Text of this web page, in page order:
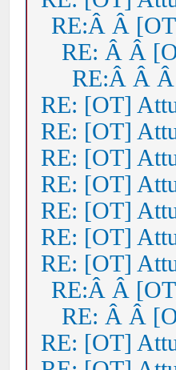
RE:Â Â
RE: Â Â
RE:Â Â
RE: [OT]
RE: [OT]
RE: [OT]
RE: [OT]
RE: [OT]
RE: [OT]
RE: [OT]
RE:Â Â
RE: Â Â
RE: [OT]